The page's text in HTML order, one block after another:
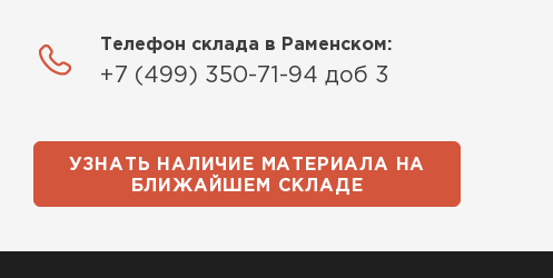
Телефон склада в Раменском:
+7 (499) 350-71-94 доб 3
УЗНАТЬ НАЛИЧИЕ МАТЕРИАЛА НА
БЛИЖАЙШЕМ СКЛАДЕ